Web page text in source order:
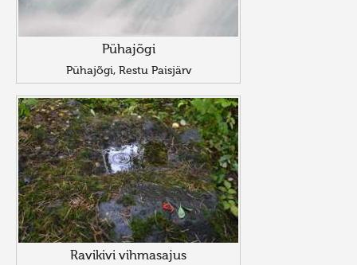
Pühajõgi
Pühajõgi, Restu Paisjärv
Ravikivi vihmasajus